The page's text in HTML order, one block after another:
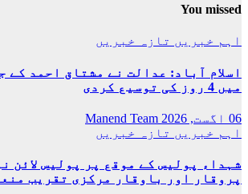
You missed
اہم خبریں تازہ خبریں
اسلام آباد: عدالت نے مشتاق احمد کے
میں 4 روز کی توسیع کردی
06 اگست, 2026
Manend Team
اہم خبریں تازہ خبریں
شہداء پولیس کے موقع پر پولیس لائن
پروقار اور باوقار مرکزی تقریب